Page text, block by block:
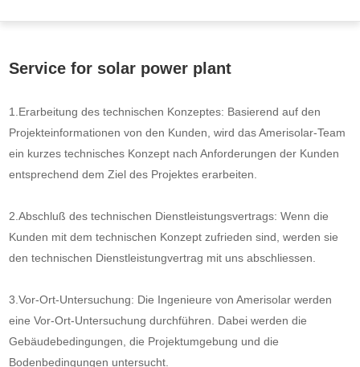
Service for solar power plant
1.Erarbeitung des technischen Konzeptes: Basierend auf den
Projekteinformationen von den Kunden, wird das Amerisolar-Team
ein kurzes technisches Konzept nach Anforderungen der Kunden
entsprechend dem Ziel des Projektes erarbeiten.
2.Abschluß des technischen Dienstleistungsvertrags: Wenn die
Kunden mit dem technischen Konzept zufrieden sind, werden sie
den technischen Dienstleistungvertrag mit uns abschliessen.
3.Vor-Ort-Untersuchung: Die Ingenieure von Amerisolar werden
eine Vor-Ort-Untersuchung durchführen. Dabei werden die
Gebäudebedingungen, die Projektumgebung und die
Bodenbedingungen untersucht.